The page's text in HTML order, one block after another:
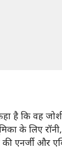
है कि वह
के लिए रॉनी,
की एनर्जी